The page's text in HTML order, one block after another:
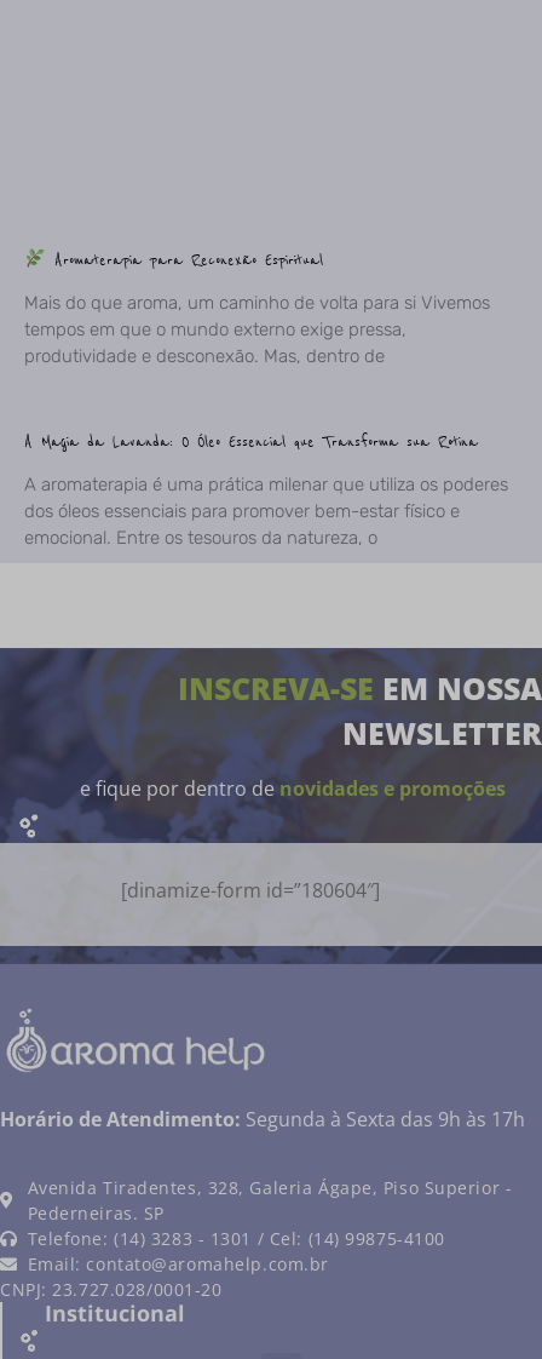
Aromaterapia para Reconexão Espiritual
Mais do que aroma, um caminho de volta para si Vivemos
tempos em que o mundo externo exige pressa,
produtividade e desconexão. Mas, dentro de
A Magia da Lavanda: O Óleo Essencial que Transforma sua Rotina
A aromaterapia é uma prática milenar que utiliza os poderes
dos óleos essenciais para promover bem-estar físico e
emocional. Entre os tesouros da natureza, o
INSCREVA-SE EM NOSSA
NEWSLETTER
e fique por dentro de novidades e promoções
[dinamize-form id=”180604″]
Horário de Atendimento: Segunda à Sexta das 9h às 17h
Avenida Tiradentes, 328, Galeria Ágape, Piso Superior -
Pederneiras. SP
Telefone: (14) 3283 - 1301 / Cel: (14) 99875-4100
Email: contato@aromahelp.com.br
CNPJ: 23.727.028/0001-20
Institucional